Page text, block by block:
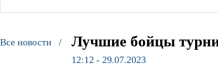
Все новости / Лучшие бойцы
12:12 - 29.07.2023